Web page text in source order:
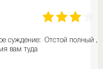
суждение: Отстой полный ,
вам туда